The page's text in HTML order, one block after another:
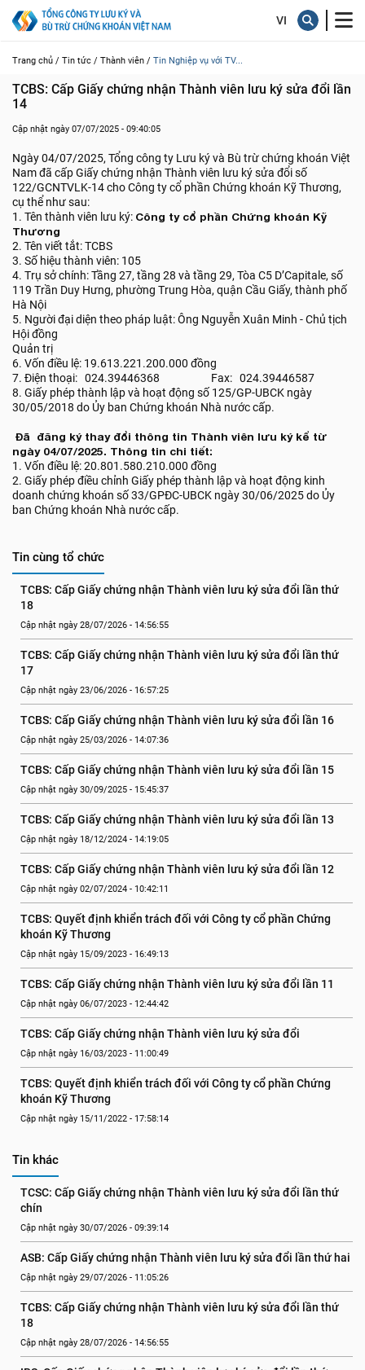
Trang chủ / Tin tức / Thành viên / Tin Nghiệp vụ với TV...
TCBS: Cấp Giấy chứng nhận Thành viên lưu ký sửa đổi lần
14
Cập nhật ngày 07/07/2025 - 09:40:05
Ngày 04/07/2025, Tổng công ty Lưu ký và Bù trừ chứng khoán Việt
Nam đã cấp Giấy chứng nhận Thành viên lưu ký sửa đổi số
122/GCNTVLK-14 cho Công ty cổ phần Chứng khoán Kỹ Thương,
cụ thể như sau:
1. Tên thành viên lưu ký: Công ty cổ phần Chứng khoán Kỹ
Thương
2. Tên viết tắt: TCBS
3. Số hiệu thành viên: 105
4. Trụ sở chính: Tầng 27, tầng 28 và tầng 29, Tòa C5 D’Capitale, số
119 Trần Duy Hưng, phường Trung Hòa, quận Cầu Giấy, thành phố
Hà Nội
5. Người đại diện theo pháp luật: Ông Nguyễn Xuân Minh - Chủ tịch
Hội đồng
Quản trị
6. Vốn điều lệ: 19.613.221.200.000 đồng
7. Điện thoại: 024.39446368 Fax: 024.39446587
8. Giấy phép thành lập và hoạt động số 125/GP-UBCK ngày
30/05/2018 do Ủy ban Chứng khoán Nhà nước cấp.
Đã đăng ký thay đổi thông tin Thành viên lưu ký kể từ
ngày 04/07/2025. Thông tin chi tiết:
1. Vốn điều lệ: 20.801.580.210.000 đồng
2. Giấy phép điều chỉnh Giấy phép thành lập và hoạt động kinh
doanh chứng khoán số 33/GPĐC-UBCK ngày 30/06/2025 do Ủy
ban Chứng khoán Nhà nước cấp.
Tin cùng tổ chức
TCBS: Cấp Giấy chứng nhận Thành viên lưu ký sửa đổi lần thứ
18
Cập nhật ngày 28/07/2026 - 14:56:55
TCBS: Cấp Giấy chứng nhận Thành viên lưu ký sửa đổi lần thứ
17
Cập nhật ngày 23/06/2026 - 16:57:25
TCBS: Cấp Giấy chứng nhận Thành viên lưu ký sửa đổi lần 16
Cập nhật ngày 25/03/2026 - 14:07:36
TCBS: Cấp Giấy chứng nhận Thành viên lưu ký sửa đổi lần 15
Cập nhật ngày 30/09/2025 - 15:45:37
TCBS: Cấp Giấy chứng nhận Thành viên lưu ký sửa đổi lần 13
Cập nhật ngày 18/12/2024 - 14:19:05
TCBS: Cấp Giấy chứng nhận Thành viên lưu ký sửa đổi lần 12
Cập nhật ngày 02/07/2024 - 10:42:11
TCBS: Quyết định khiển trách đối với Công ty cổ phần Chứng
khoán Kỹ Thương
Cập nhật ngày 15/09/2023 - 16:49:13
TCBS: Cấp Giấy chứng nhận Thành viên lưu ký sửa đổi lần 11
Cập nhật ngày 06/07/2023 - 12:44:42
TCBS: Cấp Giấy chứng nhận Thành viên lưu ký sửa đổi
Cập nhật ngày 16/03/2023 - 11:00:49
TCBS: Quyết định khiển trách đối với Công ty cổ phần Chứng
khoán Kỹ Thương
Cập nhật ngày 15/11/2022 - 17:58:14
Tin khác
TCSC: Cấp Giấy chứng nhận Thành viên lưu ký sửa đổi lần thứ
chín
Cập nhật ngày 30/07/2026 - 09:39:14
ASB: Cấp Giấy chứng nhận Thành viên lưu ký sửa đổi lần thứ hai
Cập nhật ngày 29/07/2026 - 11:05:26
TCBS: Cấp Giấy chứng nhận Thành viên lưu ký sửa đổi lần thứ
18
Cập nhật ngày 28/07/2026 - 14:56:55